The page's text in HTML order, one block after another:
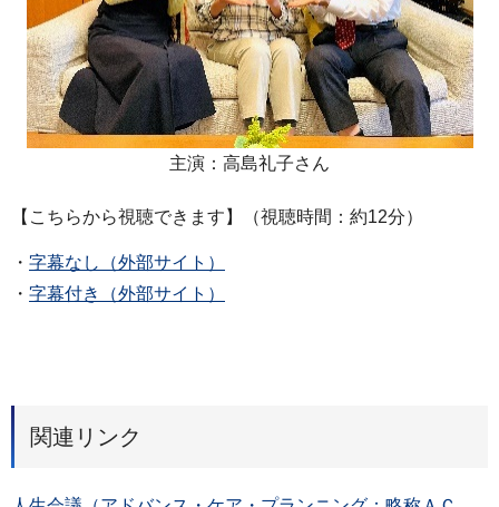
主演：高島礼子さん
【こちらから視聴できます】（視聴時間：約12分）
・ 字幕なし（外部サイト）
・ 字幕付き（外部サイト）
関連リンク